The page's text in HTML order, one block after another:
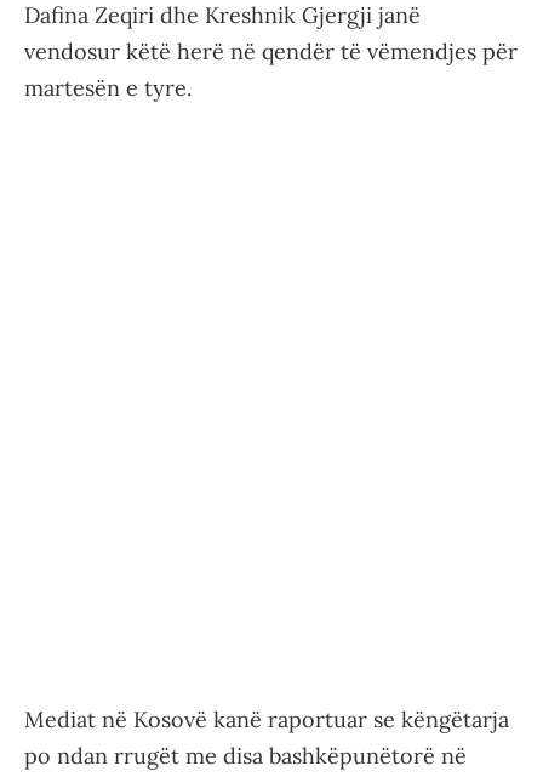
Dafina Zeqiri dhe Kreshnik Gjergji janë
vendosur këtë herë në qendër të vëmendjes për
martesën e tyre.
Mediat në Kosovë kanë raportuar se këngëtarja
po ndan rrugët me disa bashkëpunëtorë në